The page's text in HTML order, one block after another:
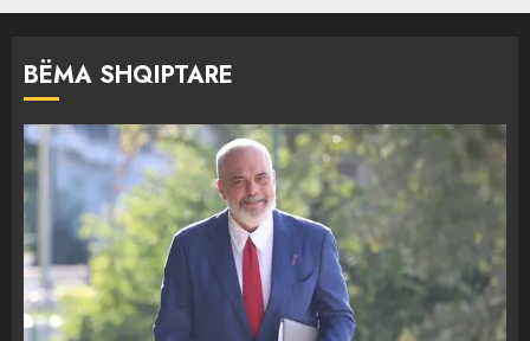
BËMA SHQIPTARE